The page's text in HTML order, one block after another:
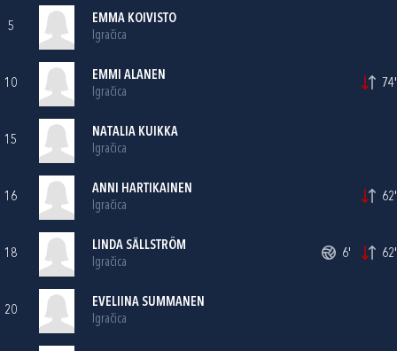
5
EMMA KOIVISTO
Igračica
10
EMMI ALANEN
Igračica
74'
15
NATALIA KUIKKA
Igračica
16
ANNI HARTIKAINEN
Igračica
62'
18
LINDA SÄLLSTRÖM
Igračica
6' 62'
20
EVELIINA SUMMANEN
Igračica